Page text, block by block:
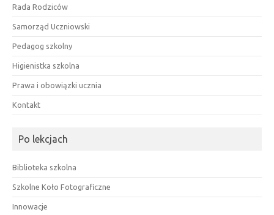
Rada Rodziców
Samorząd Uczniowski
Pedagog szkolny
Higienistka szkolna
Prawa i obowiązki ucznia
Kontakt
Po lekcjach
Biblioteka szkolna
Szkolne Koło Fotograficzne
Innowacje